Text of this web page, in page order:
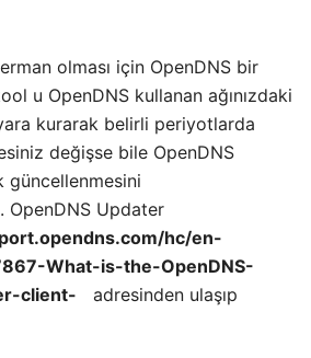
olması için OpenDNS bir
u OpenDNS kullanan ağınızdaki
kurarak belirli periyotlarda
değişse bile OpenDNS
güncellenmesini
OpenDNS Updater
hc/en-
What-is-the-OpenDNS-
client- adresinden ulaşıp